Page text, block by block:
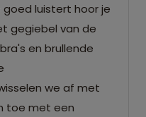
goed luistert hoor je
gegiebel van de
en brullende
we af met
toe met een